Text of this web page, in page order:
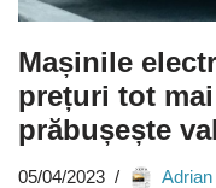
Mașinile
prețuri tot
prăbușește
05/04/2023